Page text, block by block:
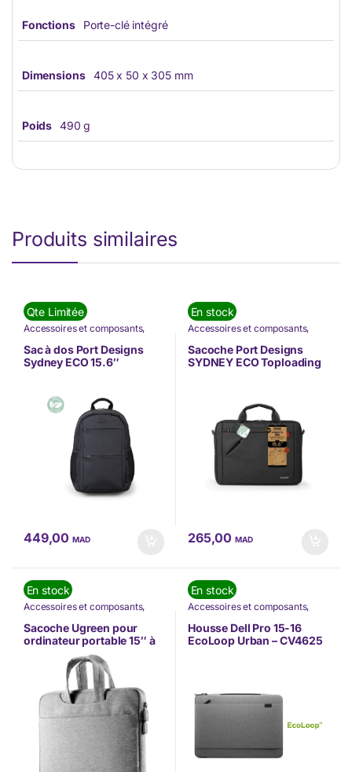
Fonctions Porte-clé intégré
Dimensions 405 x 50 x 305 mm
Poids 490 g
Produits similaires
Qte Limitée
Accessoires et composants,
Nos Marques
Port Designs,Sacoches et Sacs
à Dos
Sac à dos Port Designs
Sydney ECO 15.6″
449,00MAD
En stock
Accessoires et composants,
Nos Marques
Port Designs,Sacoches et Sacs
à Dos
Sacoche Port Designs
SYDNEY ECO Toploading
265,00MAD
En stock
Accessoires et composants,
Nos Marques
Nouvel arrivage,Sacoches et
Sacs à Dos ,Ugreen
Sacoche Ugreen pour
ordinateur portable 15″ à
15,9″ (30325)
En stock
Accessoires et composants,
INFORMATIQUE
Marques, Sacoches et Sacs à
Dos
Housse Dell Pro 15-16
EcoLoop Urban – CV4625